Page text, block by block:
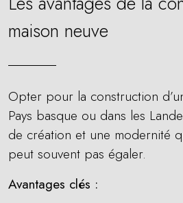
maison neuve
Opter pour la construction
Pays basque ou dans les
de création et une modernité
peut souvent pas égaler.
Avantages clés :